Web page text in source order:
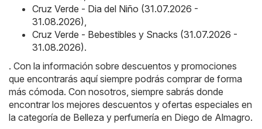
Cruz Verde - Dia del Niño (31.07.2026 -
31.08.2026)
Cruz Verde - Bebestibles y Snacks (31.07.2026 -
31.08.2026).
. Con la información sobre descuentos y promociones
que encontrarás aquí siempre podrás comprar de forma
más cómoda. Con nosotros, siempre sabrás donde
encontrar los mejores descuentos y ofertas especiales en
la categoría de Belleza y perfumería en Diego de Almagro.